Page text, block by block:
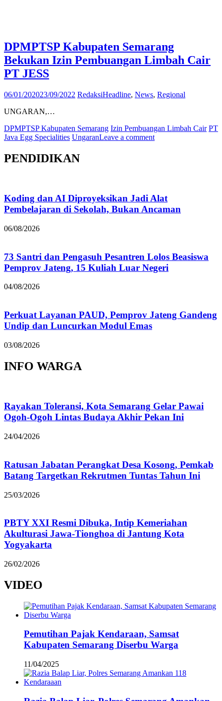
DPMPTSP Kabupaten Semarang
Bekukan Izin Pembuangan Limbah Cair
PT JESS
06/01/202023/09/2022 RedaksiHeadline, News, Regional
UNGARAN,…
DPMPTSP Kabupaten Semarang Izin Pembuangan Limbah Cair PT
Java Egg Specialities UngaranLeave a comment
PENDIDIKAN
Koding dan AI Diproyeksikan Jadi Alat
Pembelajaran di Sekolah, Bukan Ancaman
06/08/2026
73 Santri dan Pengasuh Pesantren Lolos Beasiswa
Pemprov Jateng, 15 Kuliah Luar Negeri
04/08/2026
Perkuat Layanan PAUD, Pemprov Jateng Gandeng
Undip dan Luncurkan Modul Emas
03/08/2026
INFO WARGA
Rayakan Toleransi, Kota Semarang Gelar Pawai
Ogoh-Ogoh Lintas Budaya Akhir Pekan Ini
24/04/2026
Ratusan Jabatan Perangkat Desa Kosong, Pemkab
Batang Targetkan Rekrutmen Tuntas Tahun Ini
25/03/2026
PBTY XXI Resmi Dibuka, Intip Kemeriahan
Akulturasi Jawa-Tionghoa di Jantung Kota
Yogyakarta
26/02/2026
VIDEO
Pemutihan Pajak Kendaraan, Samsat
Kabupaten Semarang Diserbu Warga
11/04/2025